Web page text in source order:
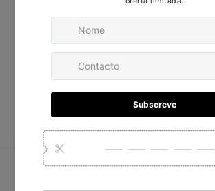
Deixar um avaliação
Escrever uma avaliação
Nenhum item encontrado